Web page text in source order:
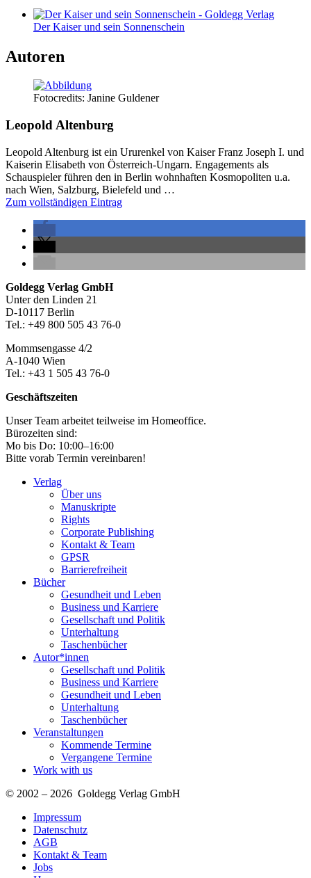
Der Kaiser und sein Sonnenschein
Autoren
Fotocredits: Janine Guldener
Leopold Altenburg
Leopold Altenburg ist ein Ururenkel von Kaiser Franz Joseph I. und
Kaiserin Elisabeth von Österreich-Ungarn. Engagements als
Schauspieler führen den in Berlin wohnhaften Kosmopoliten u.a.
nach Wien, Salzburg, Bielefeld und …
Zum vollständigen Eintrag
Seitenleiste
Footer-
Section
Goldegg Verlag GmbH
Unter den Linden 21
D-10117 Berlin
Tel.: +49 800 505 43 76-0
Mommsengasse 4/2
A-1040 Wien
Tel.: +43 1 505 43 76-0
Geschäftszeiten
Unser Team arbeitet teilweise im Homeoffice.
Bürozeiten sind:
Mo bis Do: 10:00–16:00
Bitte vorab Termin vereinbaren!
Verlag
Über uns
Manuskripte
Rights
Corporate Publishing
Kontakt & Team
GPSR
Barrierefreiheit
Bücher
Gesundheit und Leben
Business und Karriere
Gesellschaft und Politik
Unterhaltung
Taschenbücher
Autor*innen
Gesellschaft und Politik
Business und Karriere
Gesundheit und Leben
Unterhaltung
Taschenbücher
Veranstaltungen
Kommende Termine
Vergangene Termine
Work with us
© 2002 – 2026 Goldegg Verlag GmbH
Impressum
Datenschutz
AGB
Kontakt & Team
Jobs